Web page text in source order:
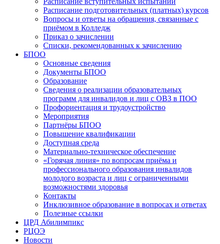
Расписание подготовительных (платных) курсов
Вопросы и ответы на обращения, связанные с
приёмом в Колледж
Приказ о зачислении
Списки, рекомендованных к зачислению
БПОО
Основные сведения
Документы БПОО
Образование
Сведения о реализации образовательных
программ для инвалидов и лиц с ОВЗ в ПОО
Профориентация и трудоустройство
Мероприятия
Партнёры БПОО
Повышение квалификации
Доступная среда
Материально-техническое обеспечение
«Горячая линия» по вопросам приёма и
профессионального образования инвалидов
молодого возраста и лиц с ограниченными
возможностями здоровья
Контакты
Инклюзивное образование в вопросах и ответах
Полезные ссылки
ЦРД Абилимпикс
РЦОЭ
Новости